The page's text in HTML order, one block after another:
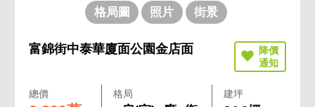
格局圖 照片 街景
富錦街中泰華廈面公園金店面
總價 格局 建坪